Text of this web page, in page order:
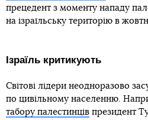
прецедент з моменту нападу
на ізраїльську територію в
Ізраїль критикують
Світові лідери неодноразово
по цивільному населенню.
табору палестинців президент